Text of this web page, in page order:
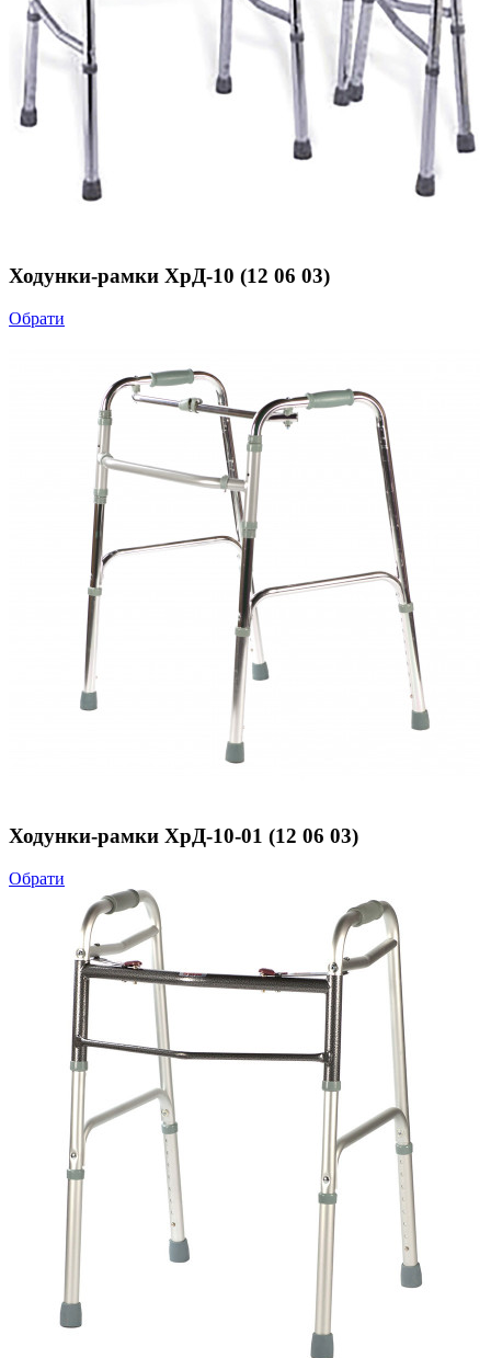
Ходунки-рамки ХрД-10 (12 06 03)
Обрати
Ходунки-рамки ХрД-10-01 (12 06 03)
Обрати